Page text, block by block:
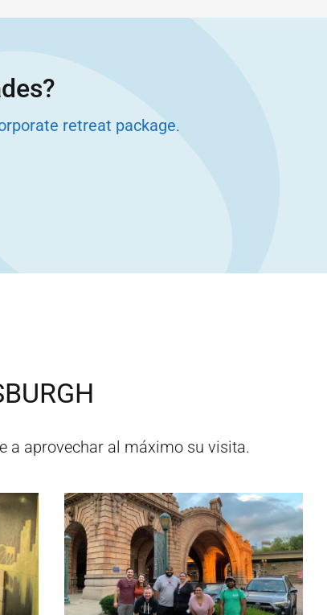
retreat package.
a aprovechar al máximo su visita.